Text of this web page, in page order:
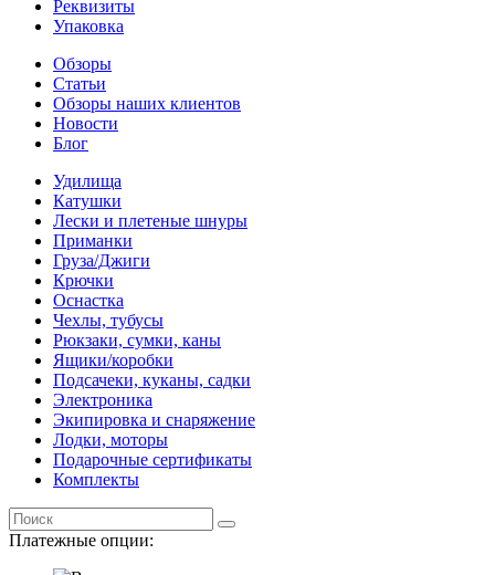
Реквизиты
Упаковка
Обзоры
Статьи
Обзоры наших клиентов
Новости
Блог
Удилища
Катушки
Лески и плетеные шнуры
Приманки
Груза/Джиги
Крючки
Оснастка
Чехлы, тубусы
Рюкзаки, сумки, каны
Ящики/коробки
Подсачеки, куканы, садки
Электроника
Экипировка и снаряжение
Лодки, моторы
Подарочные сертификаты
Комплекты
Платежные опции: